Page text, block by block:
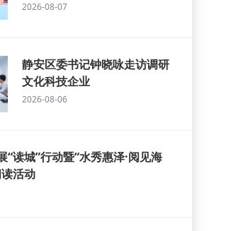
2026-08-07
静安区委书记钟晓咏走访调研
文化科技企业
2026-08-06
“读城”行动暨“水秀惠泽·阅见海
活动